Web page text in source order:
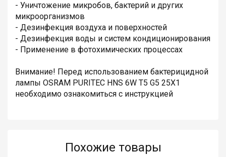
- Уничтожение микробов, бактерий и других
микроорганизмов
- Дезинфекция воздуха и поверхностей
- Дезинфекция воды и систем кондиционирования
- Применение в фотохимических процессах
Внимание! Перед использованием бактерицидной
лампы OSRAM PURITEC HNS 6W T5 G5 25X1
необходимо ознакомиться с инструкцией
Похожие товары